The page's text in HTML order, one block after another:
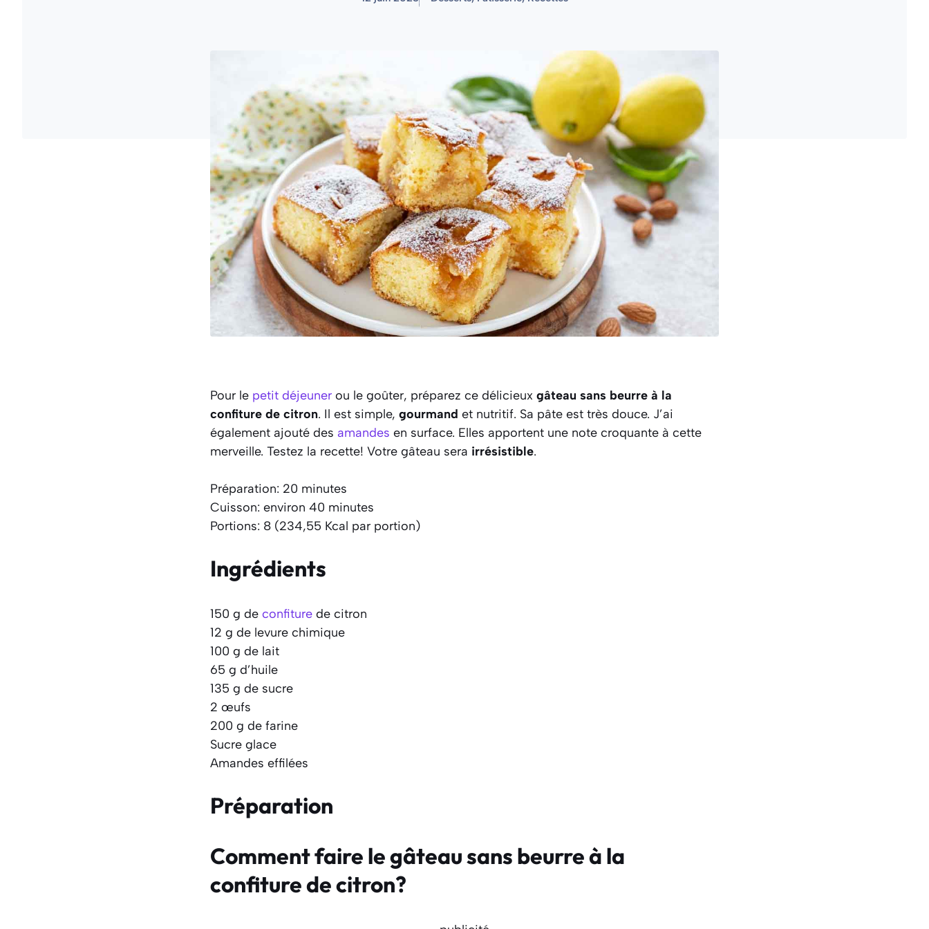
Pour le petit déjeuner ou le goûter, préparez ce délicieux gâteau sans beurre à la
confiture de citron. Il est simple, gourmand et nutritif. Sa pâte est très douce. J’ai
également ajouté des amandes en surface. Elles apportent une note croquante à cette
merveille. Testez la recette! Votre gâteau sera irrésistible.
Préparation: 20 minutes
Cuisson: environ 40 minutes
Portions: 8 (234,55 Kcal par portion)
Ingrédients
150 g de confiture de citron
12 g de levure chimique
100 g de lait
65 g d’huile
135 g de sucre
2 œufs
200 g de farine
Sucre glace
Amandes effilées
Préparation
Comment faire le gâteau sans beurre à la
confiture de citron?